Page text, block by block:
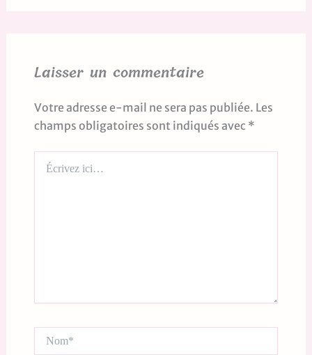
Laisser un commentaire
Votre adresse e-mail ne sera pas publiée. Les
champs obligatoires sont indiqués avec *
ici…